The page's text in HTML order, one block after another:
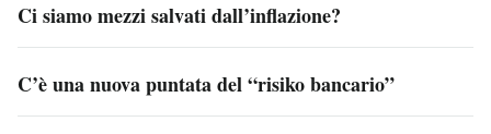
Ci siamo mezzi salvati dall’inflazione?
C’è una nuova puntata del “risiko bancario”